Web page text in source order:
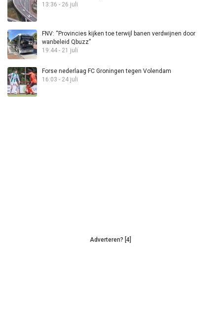
13:36 - 26 juli
FNV: “Provincies kijken toe terwijl banen verdwijnen door
wanbeleid Qbuzz”
19:44 - 21 juli
Forse nederlaag FC Groningen tegen Volendam
16:03 - 24 juli
Adverteren? [4]